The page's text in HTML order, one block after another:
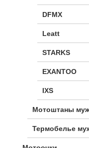
DFMX
Leatt
STARKS
EXANTOO
IXS
Мотоштаны
Термобелье